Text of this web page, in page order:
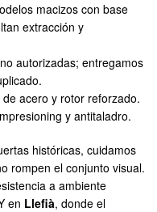
macizos con base
extracción y
autorizadas; entregamos
acero y rotor reforzado.
y antitaladro.
históricas, cuidamos
rompen el conjunto visual.
a ambiente
en Llefià, donde el